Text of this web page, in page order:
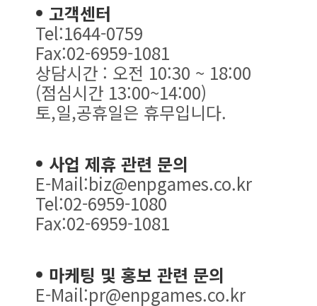
고객센터
Tel:1644-0759
Fax:02-6959-1081
상담시간 : 오전 10:30 ~ 18:00
(점심시간 13:00~14:00)
토,일,공휴일은 휴무입니다.
사업 제휴 관련 문의
E-Mail:biz@enpgames.co.kr
Tel:02-6959-1080
Fax:02-6959-1081
마케팅 및 홍보 관련 문의
E-Mail:pr@enpgames.co.kr